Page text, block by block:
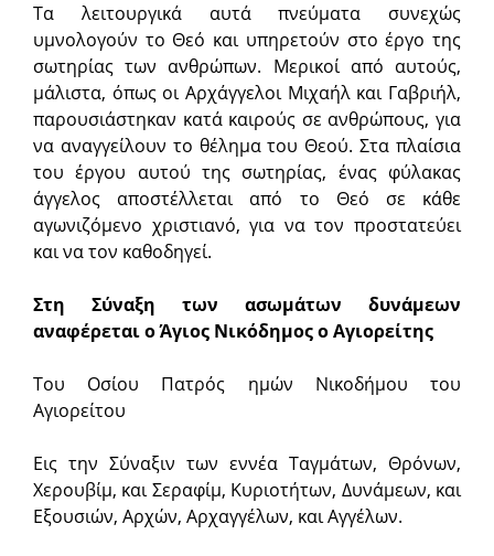
Τα λειτουργικά αυτά πνεύματα συνεχώς
υμνολογούν το Θεό και υπηρετούν στο έργο της
σωτηρίας των ανθρώπων. Μερικοί από αυτούς,
μάλιστα, όπως οι Αρχάγγελοι Μιχαήλ και Γαβριήλ,
παρουσιάστηκαν κατά καιρούς σε ανθρώπους, για
να αναγγείλουν το θέλημα του Θεού. Στα πλαίσια
του έργου αυτού της σωτηρίας, ένας φύλακας
άγγελος αποστέλλεται από το Θεό σε κάθε
αγωνιζόμενο χριστιανό, για να τον προστατεύει
και να τον καθοδηγεί.
Στη Σύναξη των ασωμάτων δυνάμεων
αναφέρεται ο Άγιος Νικόδημος ο Αγιορείτης
Του Οσίου Πατρός ημών Νικοδήμου του
Αγιορείτου
Εις την Σύναξιν των εννέα Ταγμάτων, Θρόνων,
Χερουβίμ, και Σεραφίμ, Κυριοτήτων, Δυνάμεων, και
Εξουσιών, Αρχών, Αρχαγγέλων, και Αγγέλων.